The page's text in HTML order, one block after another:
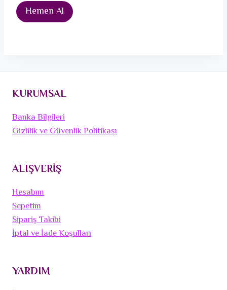
Hemen Al
KURUMSAL
Banka Bilgileri
Gizlilik ve Güvenlik Politikası
ALIŞVERİŞ
Hesabım
Sepetim
Sipariş Takibi
İptal ve İade Koşulları
YARDIM